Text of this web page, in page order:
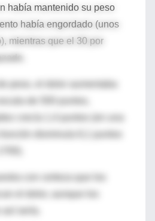
había mantenido su peso
había engordado (unos
mientras que el 30 por
crecía 1,4 puntos (en una
el dolor, aunque los